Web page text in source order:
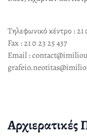
Τηλεφωνικό κέντρο : 21
Fax : 21 0 23 25 437
Email :
Αρχιερατικές